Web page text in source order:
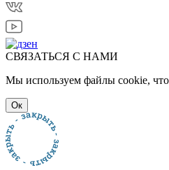
СВЯЗАТЬСЯ С НАМИ
Мы используем файлы cookie,
Ок